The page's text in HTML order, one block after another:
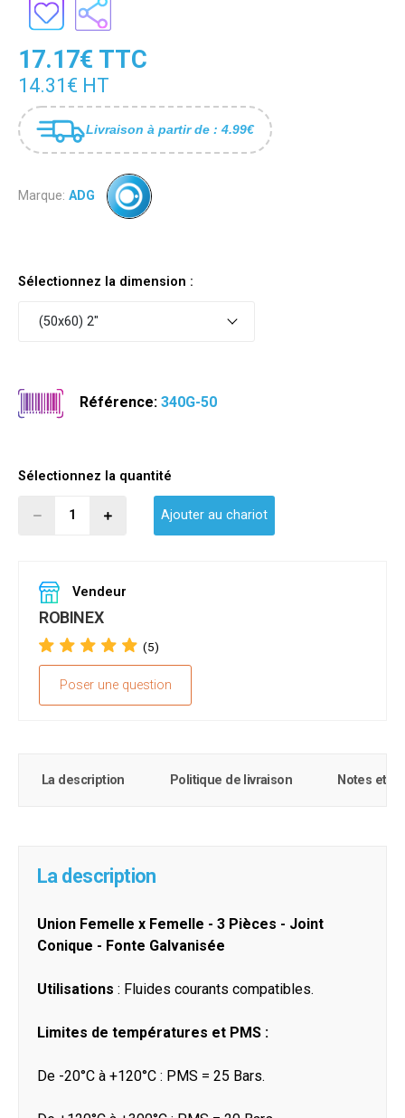
17.17€ TTC
14.31€ HT
Livraison à partir de : 4.99€
Marque: ADG
Sélectionnez la dimension :
(50x60) 2"
Référence:340G-50
Sélectionnez la quantité
Ajouter au chariot
Vendeur
ROBINEX
(5)
Poser une question
La description Politique de livraison Notes et
La description
Union Femelle x Femelle - 3 Pièces - Joint
Conique - Fonte Galvanisée
Utilisations : Fluides courants compatibles.
Limites de températures et PMS :
De -20°C à +120°C : PMS = 25 Bars.